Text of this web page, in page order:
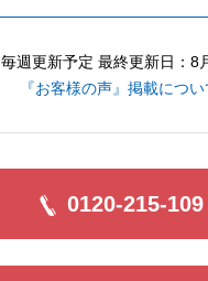
毎週更新予定 最終更新日：8
『お客様の声』掲載につい
0120-215-109